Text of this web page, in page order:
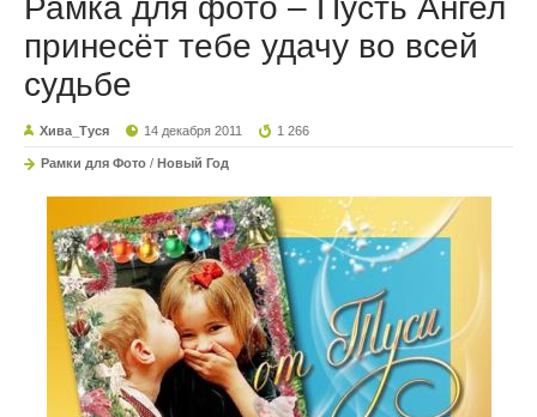
Рамка для фото – Пусть Ангел
принесёт тебе удачу во всей
судьбе
Хива_Туся 14 декабря 2011 1 266
Рамки для Фото / Новый Год